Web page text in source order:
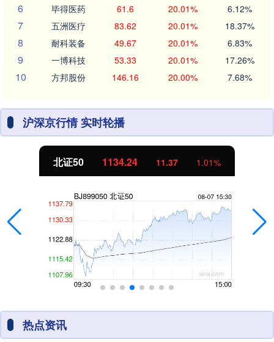
6 毕得医药 61.6 20.01% 6.12%
7 五洲医疗 83.62 20.01% 18.37%
8 耐科装备 49.67 20.01% 6.83%
9 一博科技 53.33 20.01% 17.26%
10 方邦股份 146.16 20.00% 7.68%
沪深京行情 实时轮播
北证50 1134.24 11.37 1.01%
热点资讯